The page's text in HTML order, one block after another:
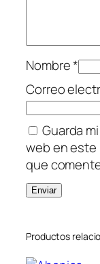
Nombre*
Correo
Guarda
web en este
que
Productos